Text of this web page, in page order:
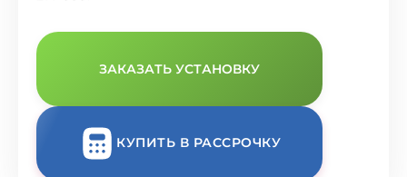
ЗАКАЗАТЬ УСТАНОВКУ
КУПИТЬ В РАССРОЧКУ